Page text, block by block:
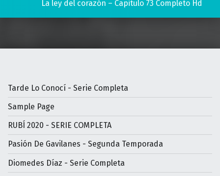
La ley del corazón – Capitulo 73 Completo Hd
Tarde Lo Conocí - Serie Completa
Sample Page
RUBÍ 2020 - SERIE COMPLETA
Pasión De Gavilanes - Segunda Temporada
Diomedes Díaz - Serie Completa